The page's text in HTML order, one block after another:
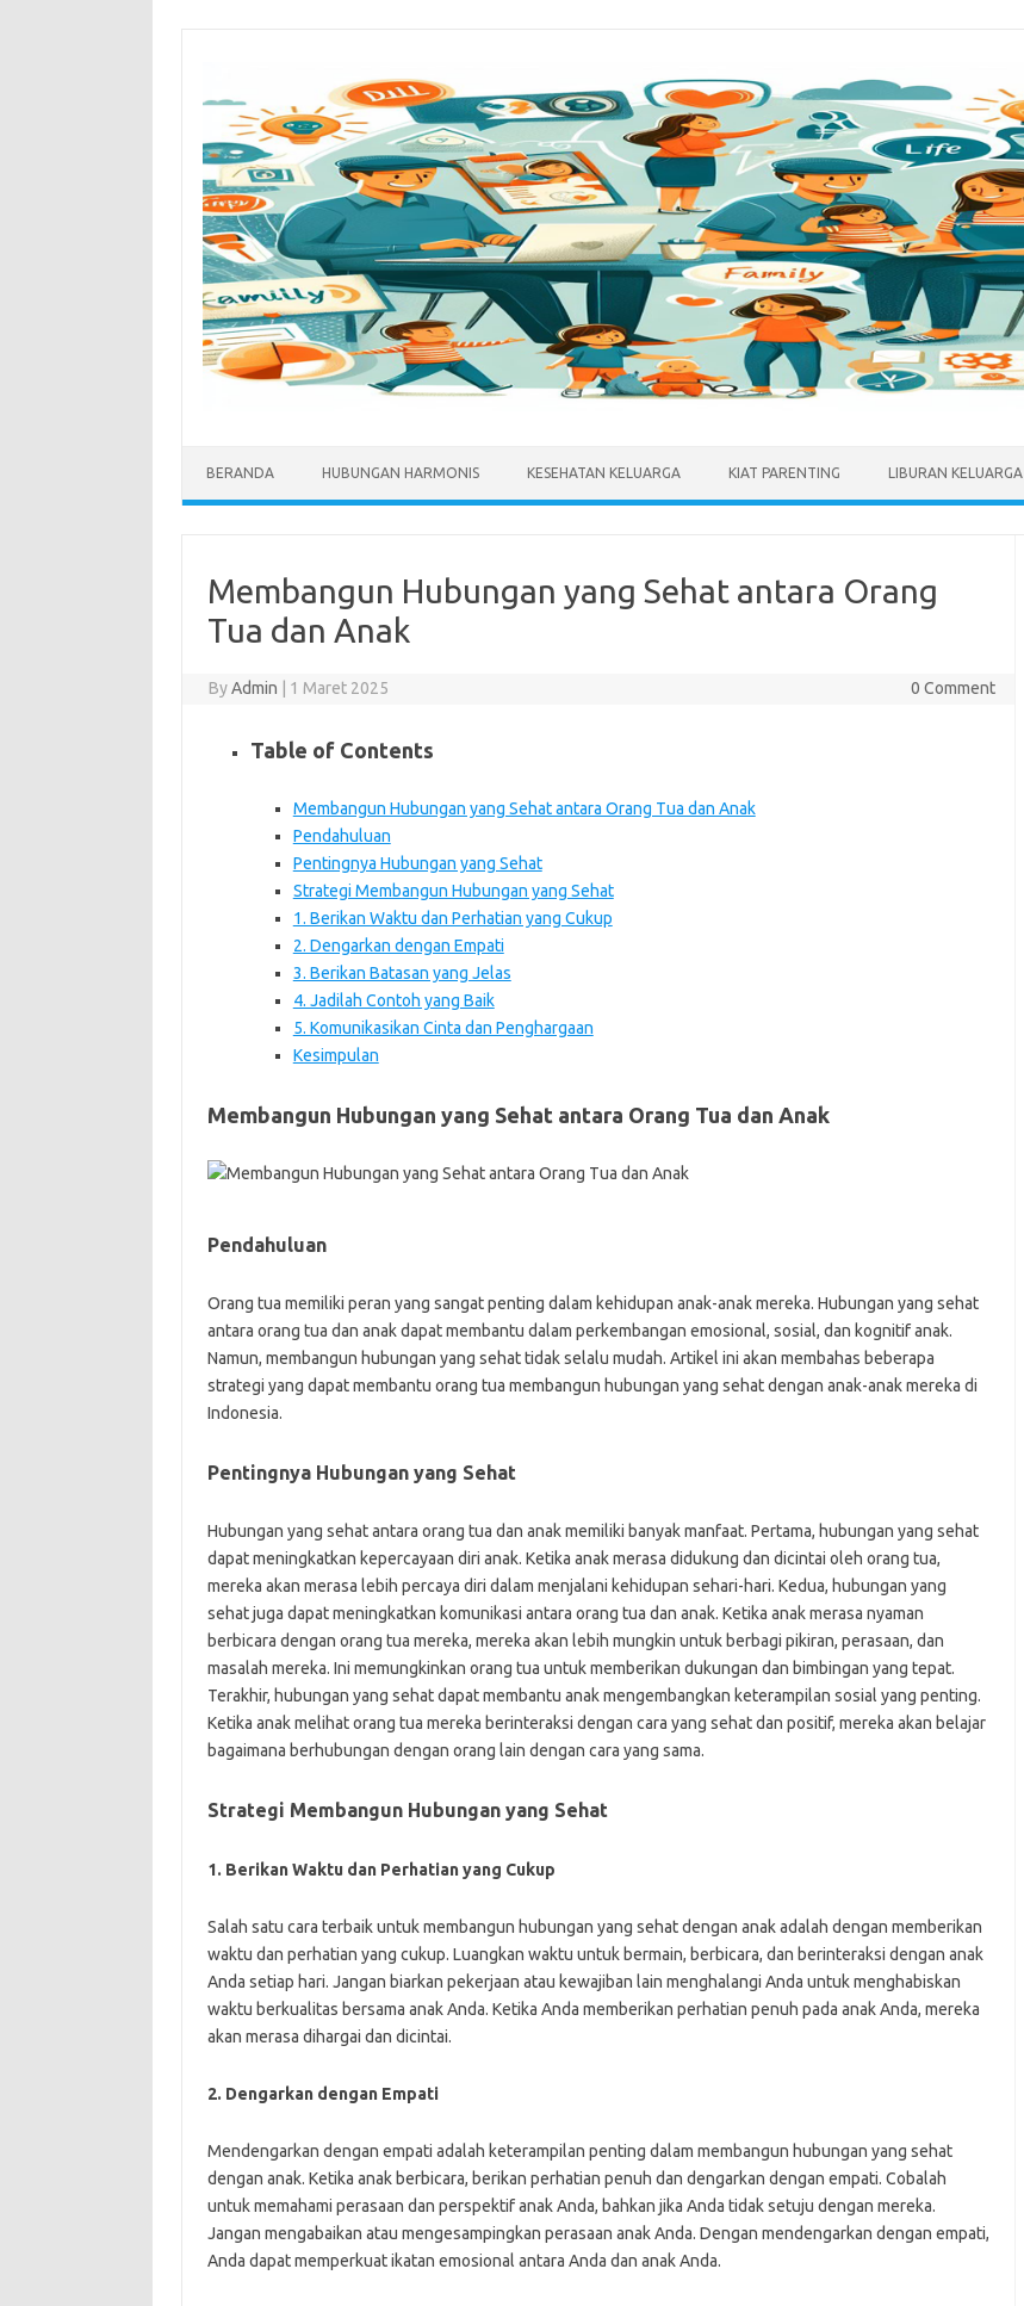
BERANDA HUBUNGAN HARMONIS KESEHATAN KELUARGA KIAT PARENTING LIBURAN KELUARGA
Membangun Hubungan yang Sehat antara Orang
Tua dan Anak
ByAdmin 1 Maret 2025 0 Comment
Table of Contents
Membangun Hubungan yang Sehat antara Orang Tua dan Anak
Pendahuluan
Pentingnya Hubungan yang Sehat
Strategi Membangun Hubungan yang Sehat
1. Berikan Waktu dan Perhatian yang Cukup
2. Dengarkan dengan Empati
3. Berikan Batasan yang Jelas
4. Jadilah Contoh yang Baik
5. Komunikasikan Cinta dan Penghargaan
Kesimpulan
Membangun Hubungan yang Sehat antara Orang Tua dan Anak
Pendahuluan
Orang tua memiliki peran yang sangat penting dalam kehidupan anak-anak mereka. Hubungan yang sehat
antara orang tua dan anak dapat membantu dalam perkembangan emosional, sosial, dan kognitif anak.
Namun, membangun hubungan yang sehat tidak selalu mudah. Artikel ini akan membahas beberapa
strategi yang dapat membantu orang tua membangun hubungan yang sehat dengan anak-anak mereka di
Indonesia.
Pentingnya Hubungan yang Sehat
Hubungan yang sehat antara orang tua dan anak memiliki banyak manfaat. Pertama, hubungan yang sehat
dapat meningkatkan kepercayaan diri anak. Ketika anak merasa didukung dan dicintai oleh orang tua,
mereka akan merasa lebih percaya diri dalam menjalani kehidupan sehari-hari. Kedua, hubungan yang
sehat juga dapat meningkatkan komunikasi antara orang tua dan anak. Ketika anak merasa nyaman
berbicara dengan orang tua mereka, mereka akan lebih mungkin untuk berbagi pikiran, perasaan, dan
masalah mereka. Ini memungkinkan orang tua untuk memberikan dukungan dan bimbingan yang tepat.
Terakhir, hubungan yang sehat dapat membantu anak mengembangkan keterampilan sosial yang penting.
Ketika anak melihat orang tua mereka berinteraksi dengan cara yang sehat dan positif, mereka akan belajar
bagaimana berhubungan dengan orang lain dengan cara yang sama.
Strategi Membangun Hubungan yang Sehat
1. Berikan Waktu dan Perhatian yang Cukup
Salah satu cara terbaik untuk membangun hubungan yang sehat dengan anak adalah dengan memberikan
waktu dan perhatian yang cukup. Luangkan waktu untuk bermain, berbicara, dan berinteraksi dengan anak
Anda setiap hari. Jangan biarkan pekerjaan atau kewajiban lain menghalangi Anda untuk menghabiskan
waktu berkualitas bersama anak Anda. Ketika Anda memberikan perhatian penuh pada anak Anda, mereka
akan merasa dihargai dan dicintai.
2. Dengarkan dengan Empati
Mendengarkan dengan empati adalah keterampilan penting dalam membangun hubungan yang sehat
dengan anak. Ketika anak berbicara, berikan perhatian penuh dan dengarkan dengan empati. Cobalah
untuk memahami perasaan dan perspektif anak Anda, bahkan jika Anda tidak setuju dengan mereka.
Jangan mengabaikan atau mengesampingkan perasaan anak Anda. Dengan mendengarkan dengan empati,
Anda dapat memperkuat ikatan emosional antara Anda dan anak Anda.